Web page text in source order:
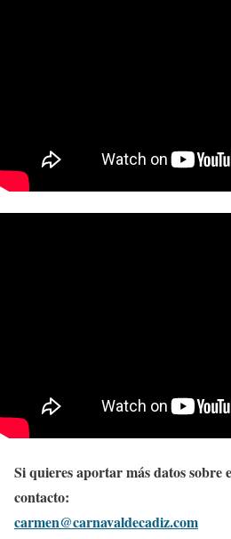
Si quieres aportar más datos sobre
contacto:
carmen@carnavaldecadiz.com